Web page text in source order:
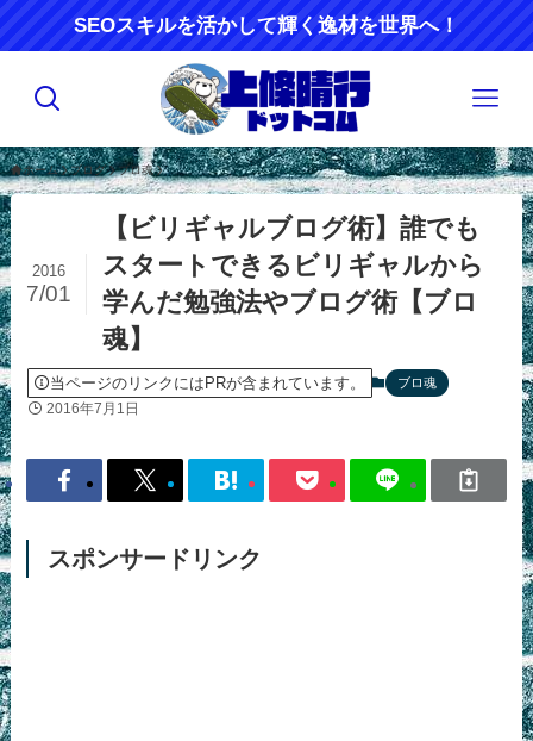
SEOスキルを活かして輝く逸材を世界へ！
ホーム ブログ ブロ魂
【ビリギャルブログ術】誰でも
スタートできるビリギャルから
学んだ勉強法やブログ術【ブロ
魂】
2016
7/01
当ページのリンクにはPRが含まれています。 ブロ魂
2016年7月1日
スポンサードリンク